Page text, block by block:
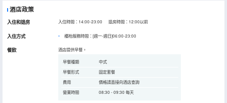
酒店政策
入住和退房 入住時間：14:00-23:00 退房時間：12:00以前
入住方式 櫃枱服務時間：[週一-週日]06:00-23:00
餐飲 酒店提供早餐。
早餐種類
中式
早餐形式
固定套餐
費用
價格請直接向酒店查詢
營業時間
08:30 - 09:30 每天